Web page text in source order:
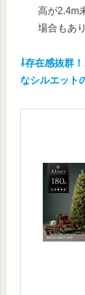
高が2.4m
場合もあ
⇩存在感抜群
なシルエット